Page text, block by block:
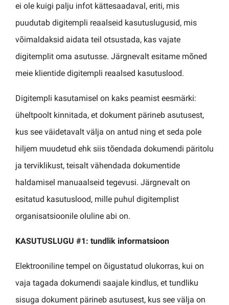
ei ole kuigi palju infot kättesaadaval, eriti, mis
puudutab digitempli reaalseid kasutuslugusid, mis
võimaldaksid aidata teil otsustada, kas vajate
digitemplit oma asutusse. Järgnevalt esitame mõned
meie klientide digitempli reaalsed kasutuslood.
Digitempli kasutamisel on kaks peamist eesmärki:
üheltpoolt kinnitada, et dokument pärineb asutusest,
kus see väidetavalt välja on antud ning et seda pole
hiljem muudetud ehk siis tõendada dokumendi päritolu
ja terviklikust, teisalt vähendada dokumentide
haldamisel manuaalseid tegevusi. Järgnevalt on
esitatud kasutuslood, mille puhul digitemplist
organisatsioonile oluline abi on.
KASUTUSLUGU #1: tundlik informatsioon
Elektrooniline tempel on õigustatud olukorras, kui on
vaja tagada dokumendi saajale kindlus, et tundliku
sisuga dokument pärineb asutusest, kus see välja on